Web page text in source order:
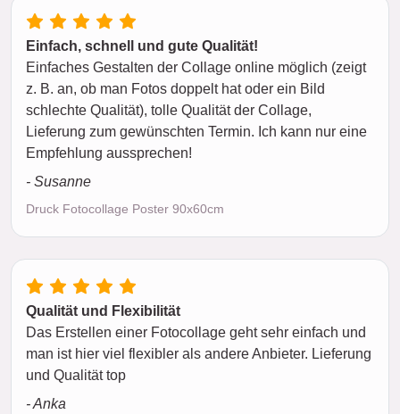
Einfach, schnell und gute Qualität!
Einfaches Gestalten der Collage online möglich (zeigt
z. B. an, ob man Fotos doppelt hat oder ein Bild
schlechte Qualität), tolle Qualität der Collage,
Lieferung zum gewünschten Termin. Ich kann nur eine
Empfehlung aussprechen!
- Susanne
Druck Fotocollage Poster 90x60cm
Qualität und Flexibilität
Das Erstellen einer Fotocollage geht sehr einfach und
man ist hier viel flexibler als andere Anbieter. Lieferung
und Qualität top
- Anka